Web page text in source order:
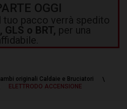
OGGI
tuo pacco verrà spedito
GLS o BRT, per una
originali Caldaie e Bruciatori
ELETTRODO ACCENSIONE